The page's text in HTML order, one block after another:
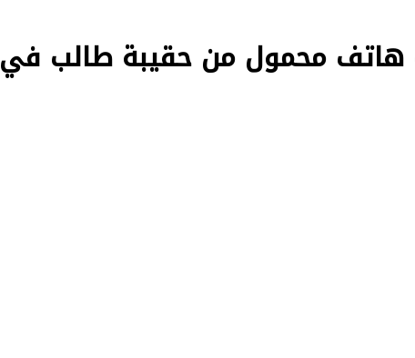
محمول من حقيبة طالب في